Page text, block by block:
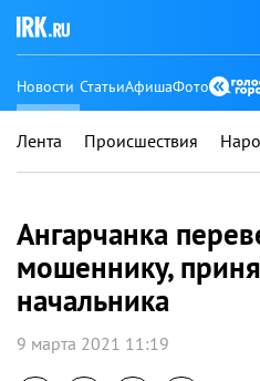
Новости СтатьиАфишаФото
Лента Происшествия
Ангарчанка
мошеннику,
начальника
9 марта 2021 11:19